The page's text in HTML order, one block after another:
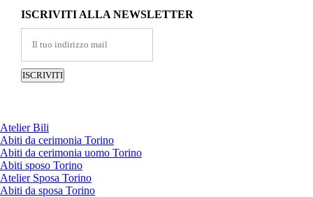
ISCRIVITI ALLA NEWSLETTER
Atelier Bili
Abiti da cerimonia Torino
Abiti da cerimonia uomo Torino
Abiti sposo Torino
Atelier Sposa Torino
Abiti da sposa Torino